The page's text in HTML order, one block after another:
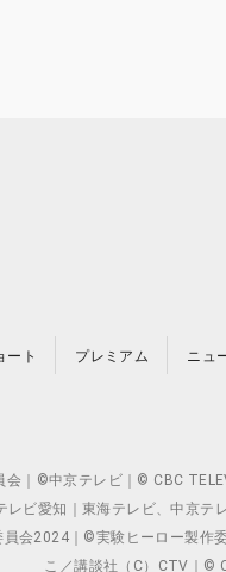
ート プレミアム ニュ
｜©中京テレビ｜© CBC
レビ愛知｜東海テレビ、中京
会2024｜©実験ヒーロー製作
こ／講談社（C）CTV｜©